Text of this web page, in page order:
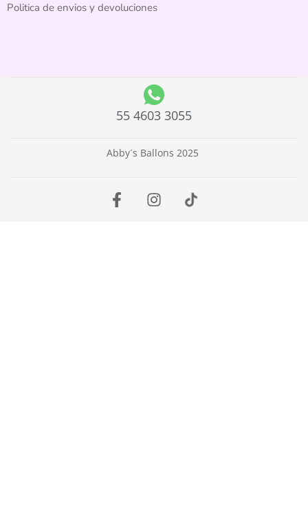
Politica de envios y devoluciones
55 4603 3055
Abby´s Ballons 2025